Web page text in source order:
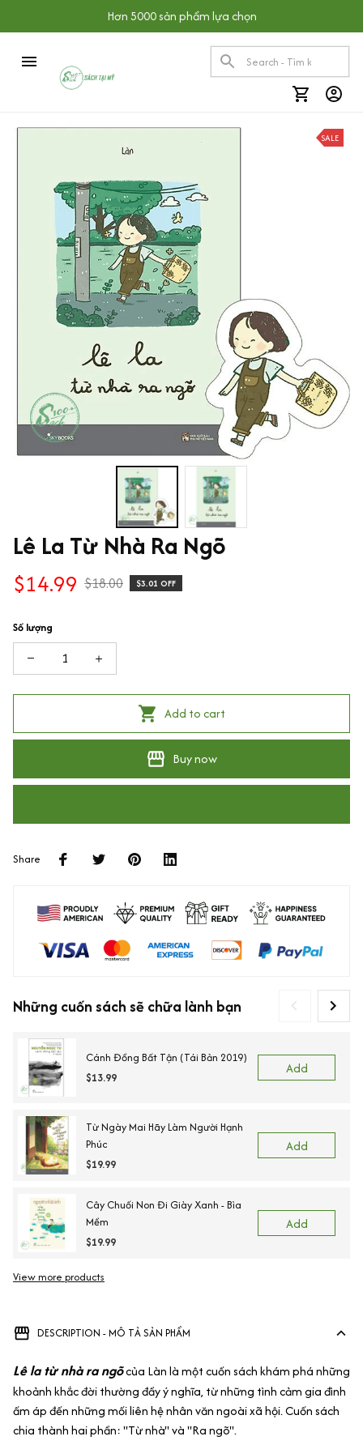
Hơn 5000 sản phẩm lựa chọn
SALE
Lê La Từ Nhà Ra Ngõ
$14.99 $18.00 $3.01 OFF
Số lượng
Add to cart
Buy now
Share
Những cuốn sách sẽ chữa lành bạn
Cánh Đồng Bất Tận (Tái Bản 2019)
$13.99
Add
Từ Ngày Mai Hãy Làm Người Hạnh
Phúc
$19.99
Add
Cây Chuối Non Đi Giày Xanh - Bìa
Mềm
$19.99
Add
View more products
DESCRIPTION - MÔ TẢ SẢN PHẨM
Lê la từ nhà ra ngõcủa Làn là một cuốn sách khám phá những
khoảnh khắc đời thường đầy ý nghĩa, từ những tình cảm gia đình
ấm áp đến những mối liên hệ nhân văn ngoài xã hội. Cuốn sách
chia thành hai phần: "Từ nhà" và "Ra ngõ".